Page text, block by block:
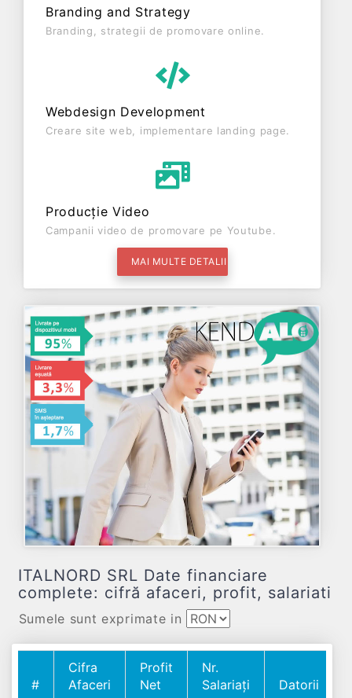
Branding and Strategy
Branding, strategii de promovare online.
Webdesign Development
Creare site web, implementare landing page.
Producție Video
Campanii video de promovare pe Youtube.
MAI MULTE DETALII
ITALNORD SRL Date financiare
complete: cifră afaceri, profit, salariati
Sumele sunt exprimate in
#
Cifra
Afaceri
Profit
Net
Nr.
Salariați
Datorii